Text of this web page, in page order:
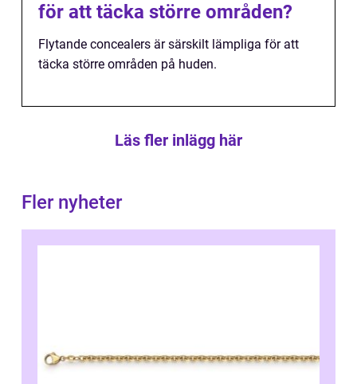
för att täcka större områden?
Flytande concealers är särskilt lämpliga för att
täcka större områden på huden.
Läs fler inlägg här
Fler nyheter